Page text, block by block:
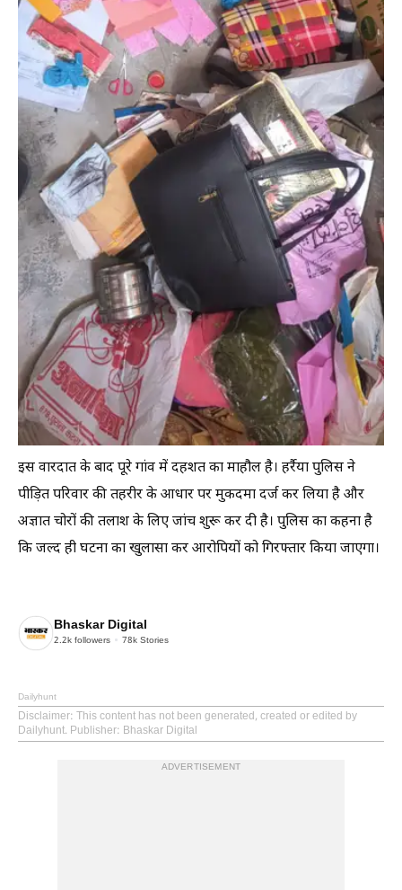
इस वारदात के बाद पूरे गांव में दहशत का माहौल है। हर्रैया पुलिस ने
पीड़ित परिवार की तहरीर के आधार पर मुकदमा दर्ज कर लिया है और
अज्ञात चोरों की तलाश के लिए जांच शुरू कर दी है। पुलिस का कहना है
कि जल्द ही घटना का खुलासा कर आरोपियों को गिरफ्तार किया जाएगा।
Bhaskar Digital
2.2k followers 78k Stories
Dailyhunt
Disclaimer: This content has not been generated, created or edited by
Dailyhunt. Publisher: Bhaskar Digital
ADVERTISEMENT